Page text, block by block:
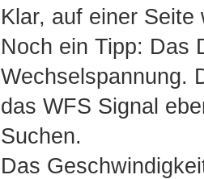
Klar, auf einer
Noch ein Tipp: Das
Wechselspannung.
das WFS Signal
Suchen.
Das